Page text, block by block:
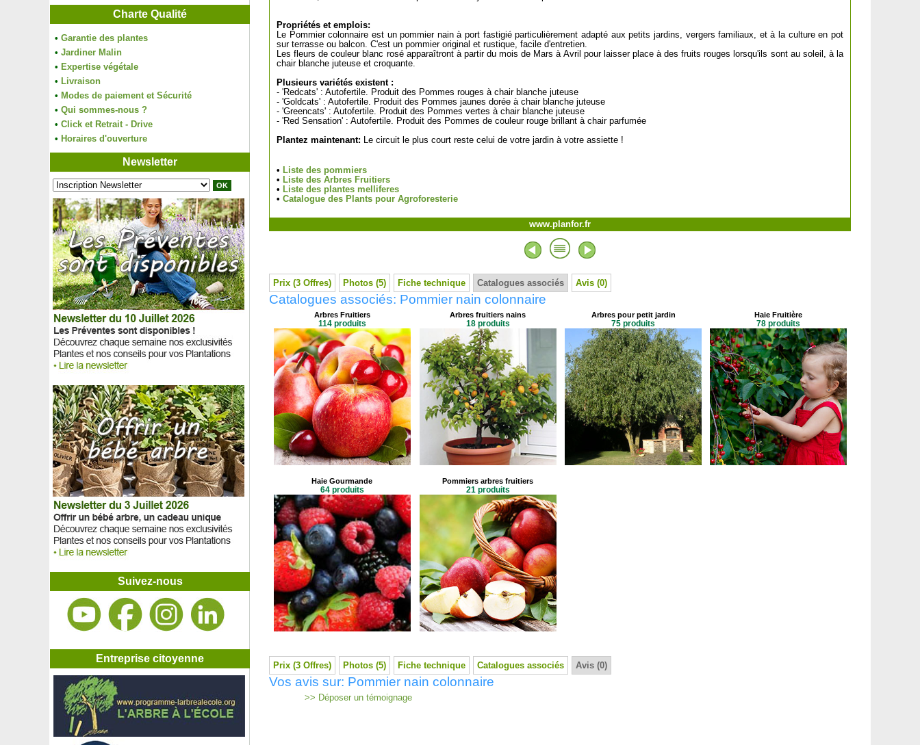
Pourpier vivace carmin
Pourpier vivace jaune
Pourpier vivace orange
Pourpier vivace rouge
Prêle d'hiver, Prêle américaine
Prêle du Japon
Prunellier
Prunier 'd'Ente', Pruneau d'Agen
Prunier du Natal
Prunier 'Mirabelle de Nancy'
Prunier nain autofertile
Prunier pourpre, Prunier de Pissard
Prunier 'Président'
Prunier 'Quetsche d’Alsace'
Prunier 'Reine Claude d’Althan'
Prunier 'Reine Claude de Bavay'
Prunier 'Reine Claude dorée'
Raisin d'ours
Raisin du Japon, Mûrier du Japon
Réglisse
Rhaphiolépis Delacour
Rhododendron blanc 'Mme Masson'
Rhododendron jaune 'Horizon Monarch'
Rhododendron nain blanc
Rhododendron nain mauve
Rhododendron nain 'Percy Wiseman'
Rhododendron rose 'Fenbeyum'
Rhododendron rose 'Germania'
Rhododendron rose 'Golden Gate'
Rhododendron rose 'Virginia Richards'
Rhododendron rose 'Winsome'
Rhododendron rouge 'Elisabeth'
Rhododendron rouge 'Lord Roberts'
Rhododendron rouge 'Markeeta's Prize'
Rhododendron violet pontique
Rhubarbe
Rhubarbe géante du Brésil
Rince-bouteille blanc
Rince-bouteille 'Laevis'
Rince-bouteille 'Little John'
Rince-bouteille rose
Romarin commun, Romarin officinal
Romarin officinal Tige
Romarin rampant
Roseau de Chine Panaché
Roseau transmorrissonensis
Rose de Noël (Héllebore)
Rose de Noël (Héllebore) d'Orient
Rose de Noël 'Red Hybrids'
Rose de Noël 'White lady spotted'
Charte Qualité
• Garantie des plantes
• Jardiner Malin
• Expertise végétale
• Livraison
• Modes de paiement et Sécurité
• Qui sommes-nous ?
• Click et Retrait - Drive
• Horaires d'ouverture
Newsletter
Suivez-nous
Entreprise citoyenne
Propriétés et emplois:
Le Pommier colonnaire est un pommier nain à port fastigié particulièrement adapté aux petits jardins, vergers familiaux, et à la culture en pot
sur terrasse ou balcon. C'est un pommier original et rustique, facile d'entretien.
Les fleurs de couleur blanc rosé apparaîtront à partir du mois de Mars à Avril pour laisser place à des fruits rouges lorsqu'ils sont au soleil, à la
chair blanche juteuse et croquante.
Plusieurs variétés existent :
- 'Redcats' : Autofertile. Produit des Pommes rouges à chair blanche juteuse
- 'Goldcats' : Autofertile. Produit des Pommes jaunes dorée à chair blanche juteuse
- 'Greencats' : Autofertile. Produit des Pommes vertes à chair blanche juteuse
- 'Red Sensation' : Autofertile. Produit des Pommes de couleur rouge brillant à chair parfumée
Plantez maintenant: Le circuit le plus court reste celui de votre jardin à votre assiette !
• Liste des pommiers
• Liste des Arbres Fruitiers
• Liste des plantes melliferes
• Catalogue des Plants pour Agroforesterie
www.planfor.fr
Prix (3 Offres) Photos (5) Fiche technique Catalogues associés Avis (0)
Catalogues associés: Pommier nain colonnaire
Arbres Fruitiers
114 produits
Arbres fruitiers nains
18 produits
Arbres pour petit jardin
75 produits
Haie Fruitière
78 produits
Haie Gourmande
64 produits
Pommiers arbres fruitiers
21 produits
Prix (3 Offres) Photos (5) Fiche technique Catalogues associés Avis (0)
Vos avis sur: Pommier nain colonnaire
>> Déposer un témoignage